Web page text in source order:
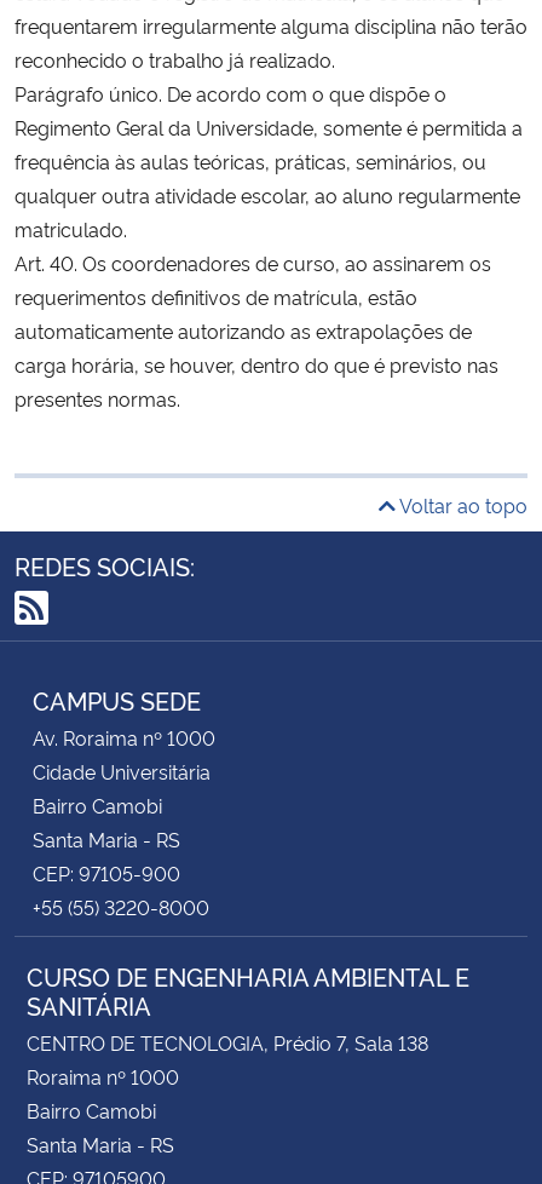
frequentarem irregularmente alguma disciplina não terão
reconhecido o trabalho já realizado.
Parágrafo único. De acordo com o que dispõe o
Regimento Geral da Universidade, somente é permitida a
frequência às aulas teóricas, práticas, seminários, ou
qualquer outra atividade escolar, ao aluno regularmente
matriculado.
Art. 40. Os coordenadores de curso, ao assinarem os
requerimentos definitivos de matrícula, estão
automaticamente autorizando as extrapolações de
carga horária, se houver, dentro do que é previsto nas
presentes normas.
Voltar ao topo
REDES SOCIAIS:
RSS
CAMPUS SEDE
Av. Roraima nº 1000
Cidade Universitária
Bairro Camobi
Santa Maria - RS
CEP: 97105-900
+55 (55) 3220-8000
CURSO DE ENGENHARIA AMBIENTAL E
SANITÁRIA
CENTRO DE TECNOLOGIA, Prédio 7, Sala 138
Roraima nº 1000
Bairro Camobi
Santa Maria - RS
CEP: 97105900